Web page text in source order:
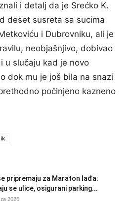
i detalj da je Srećko K.
deset susreta sa sucima
i Dubrovniku, ali je
neobjašnjivo, dobivao
u slučaju kad je novo
dok mu je još bila na snazi
počinjeno kazneno
pripremaju za Maraton lađa:
se ulice, osigurani parking...
2026.